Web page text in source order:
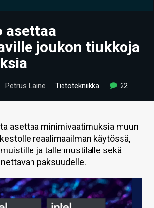
asettaa
joukon tiukkoja
Petrus Laine Tietotekniikka 22
asettaa minimivaatimuksia muun
reaalimaailman käytössä,
ja tallennustilalle sekä
paksuudelle.